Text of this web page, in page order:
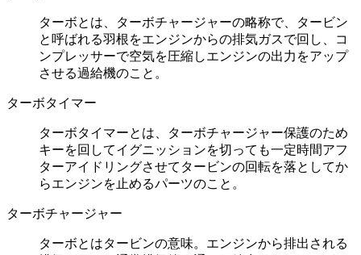
ターボとは、ターボチャージャーの略称で、タービン
と呼ばれる羽根をエンジンからの排気ガスで回し、コ
ンプレッサーで空気を圧縮しエンジンの出力をアップ
させる過給機のこと。
ターボタイマー
ターボタイマーとは、ターボチャージャー保護のため
キーを回してイグニッションを切っても一定時間アフ
ターアイドリングさせてタービンの回転を落としてか
らエンジンを止めるパーツのこと。
ターボチャージャー
ターボとはタービンの意味。エンジンから排出される